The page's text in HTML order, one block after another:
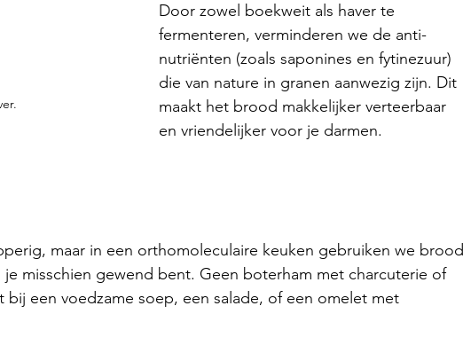
Door zowel boekweit als haver te
fermenteren, verminderen we de anti-
nutriënten (zoals saponines en fytinezuur)
die van nature in granen aanwezig zijn. Dit
maakt het brood makkelijker verteerbaar
en vriendelijker voor je darmen.
maar in een orthomoleculaire keuken gebruiken we brood
misschien gewend bent. Geen boterham met charcuterie of
bij een voedzame soep, een salade, of een omelet met